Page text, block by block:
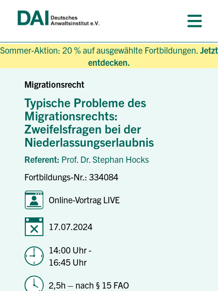
Sommer-Aktion: 20 % auf ausgewählte Fortbildungen.Jetzt
entdecken.
Migrationsrecht
Typische Probleme des
Migrationsrechts:
Zweifelsfragen bei der
Niederlassungserlaubnis
Referent: Prof. Dr. Stephan Hocks
Fortbildungs-Nr.: 334084
Online-Vortrag LIVE
17.07.2024
14:00 Uhr -
16:45 Uhr
2,5h – nach § 15 FAO